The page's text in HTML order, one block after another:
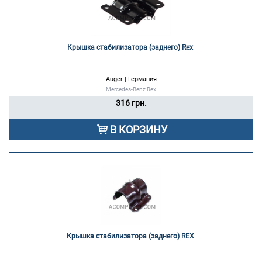
Крышка стабилизатора (заднего) Rex
Auger | Германия
Mercedes-Benz Rex
316 грн.
В КОРЗИНУ
Крышка стабилизатора (заднего) REX